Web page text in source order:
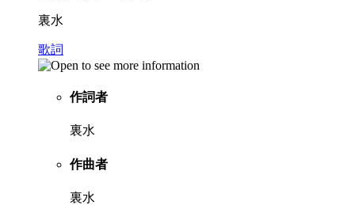
裏水
歌詞
作詞者
裏水
作曲者
裏水